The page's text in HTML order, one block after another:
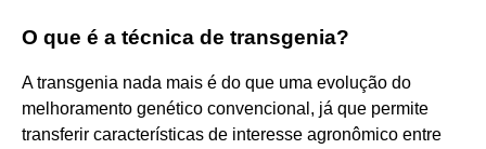
O que é a técnica de transgenia?
A transgenia nada mais é do que uma evolução do
melhoramento genético convencional, já que permite
transferir características de interesse agronômico entre